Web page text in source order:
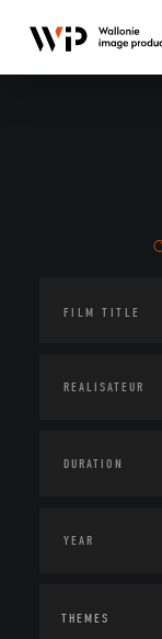
THEMES